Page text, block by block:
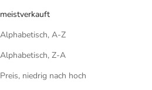
meistverkauft
Alphabetisch, A-Z
Alphabetisch, Z-A
Preis, niedrig nach hoch